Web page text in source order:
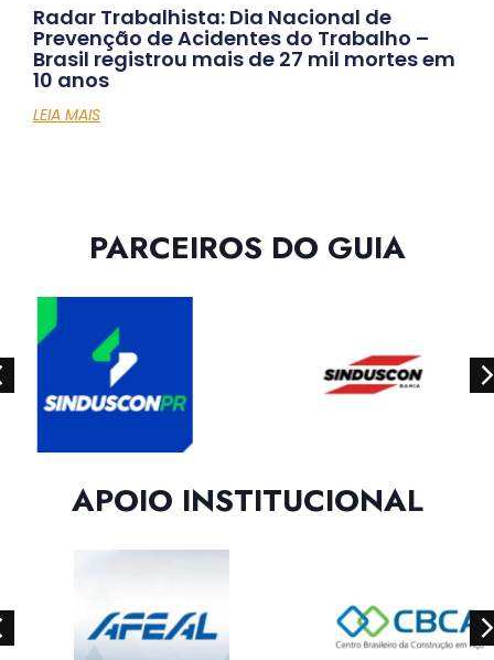
Radar Trabalhista: Dia Nacional de
Prevenção de Acidentes do Trabalho –
Brasil registrou mais de 27 mil mortes em
10 anos
LEIA MAIS
PARCEIROS DO GUIA
APOIO INSTITUCIONAL